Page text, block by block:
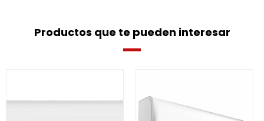
Productos que te pueden interesar